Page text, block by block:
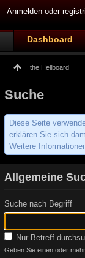
Anmelden oder
Dashboard
the Hellboard
Suche
Diese Seite
erklären Sie sich
Weitere
Allgemeine
Suche nach Begriff
Nur Betreff
Geben Sie einen oder